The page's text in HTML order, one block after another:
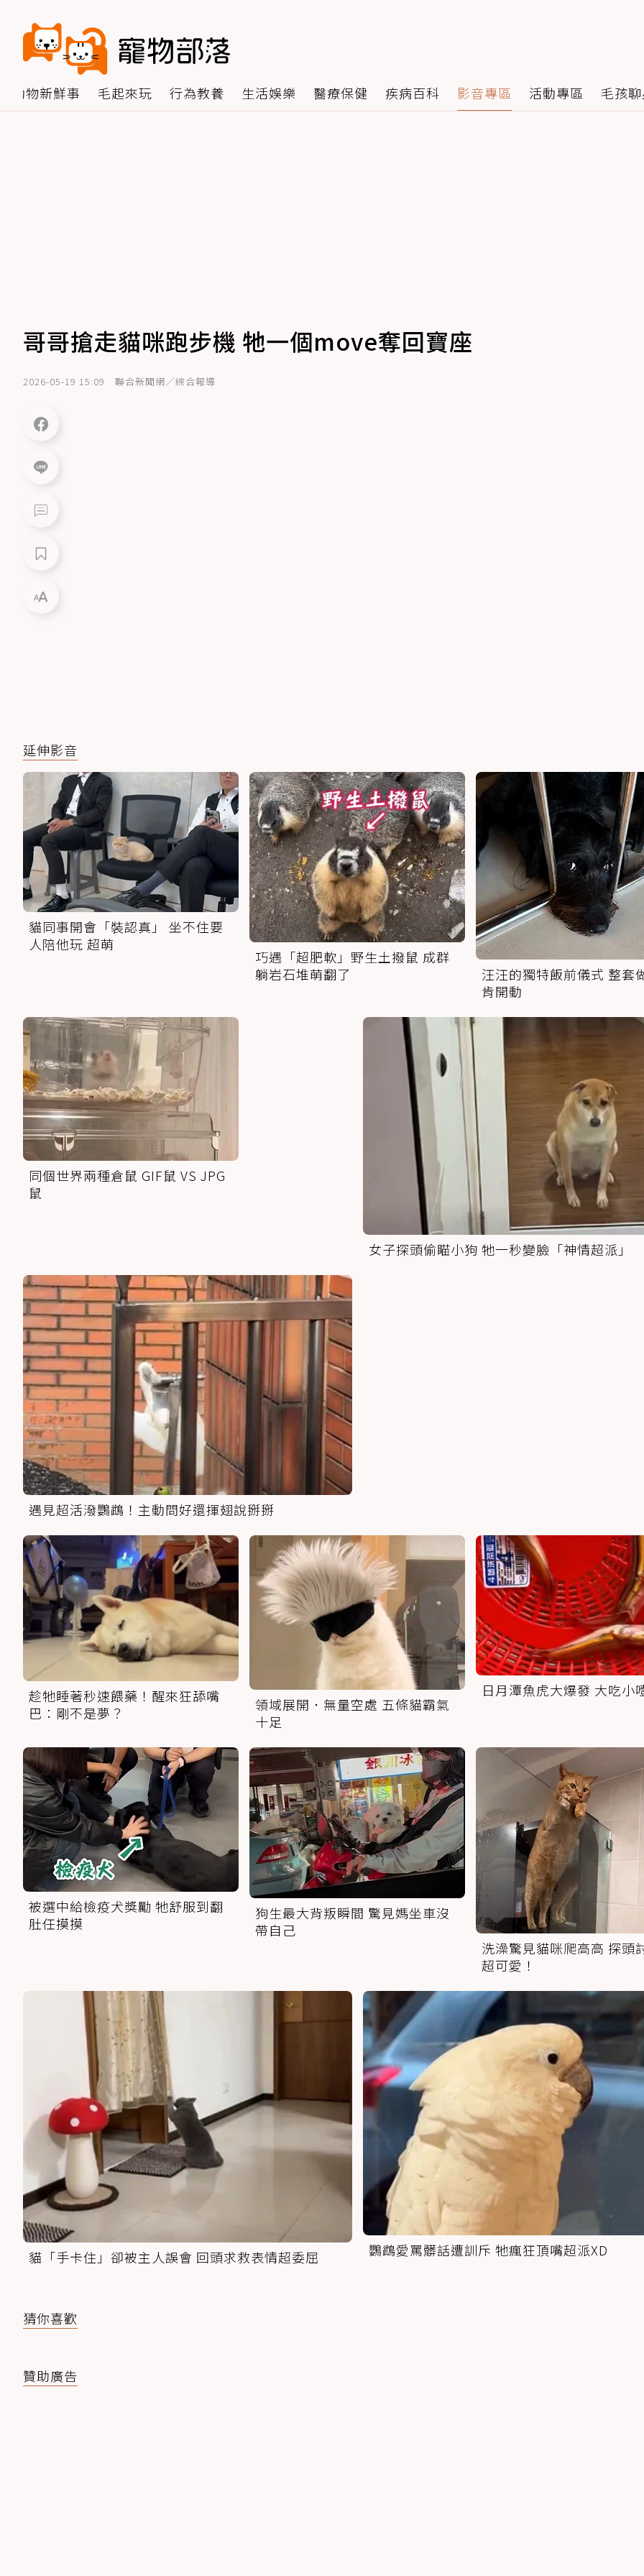
動物新鮮事 毛起來玩 行為教養 生活娛樂 醫療保健 疾病百科 影音專區 活動專區 毛孩
哥哥搶走貓咪跑步機 牠一個move奪回寶座
2026-05-19 15:09 聯合新聞網／綜合報導
延伸影音
貓同事開會「裝認真」 坐不住要
人陪他玩 超萌
巧遇「超肥軟」野生土撥鼠 成群
躺岩石堆萌翻了
汪汪的獨特飯前儀式 整套
肯開動
同個世界兩種倉鼠 GIF鼠 VS JPG
鼠
女子探頭偷瞄小狗 牠一秒變臉「神情超派」
遇見超活潑鸚鵡！主動問好還揮翅說掰掰
趁牠睡著秒速餵藥！醒來狂舔嘴
巴：剛不是夢？
領域展開．無量空處 五條貓霸氣
十足
日月潭魚虎大爆發 大吃小
被選中給檢疫犬獎勵 牠舒服到翻
肚任摸摸
狗生最大背叛瞬間 驚見媽坐車沒
帶自己
洗澡驚見貓咪爬高高 探頭
超可愛！
貓「手卡住」卻被主人誤會 回頭求救表情超委屈 鸚鵡愛罵髒話遭訓斥 牠瘋狂頂嘴超派XD
猜你喜歡
贊助廣告